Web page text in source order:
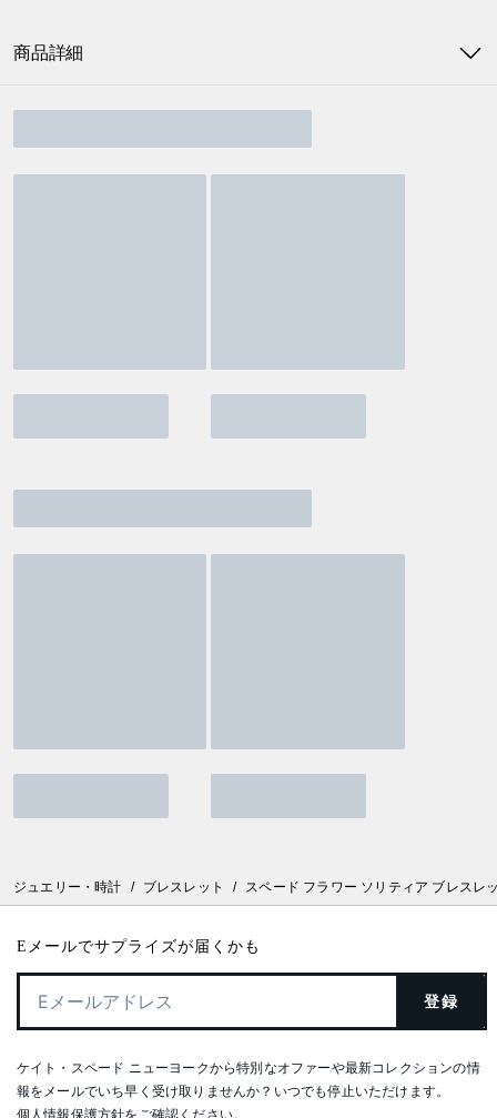
商品詳細
ジュエリー・時計 / ブレスレット / スペード フラワー ソリティア ブレスレ
Eメールでサプライズが届くかも
登録
ケイト・スペード ニューヨークから特別なオファーや最新コレクションの情
報をメールでいち早く受け取りませんか？いつでも停止いただけます。
個人情報保護方針をご確認ください。